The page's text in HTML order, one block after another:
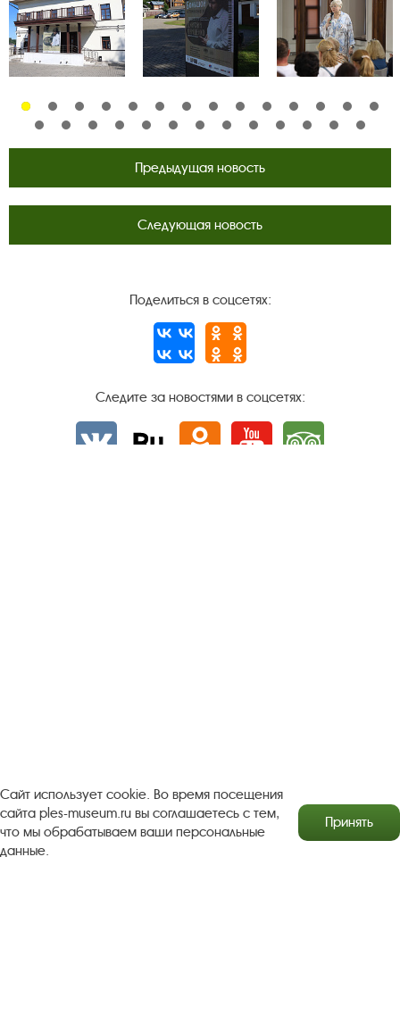
Предыдущая новость
Следующая новость
Поделиться в соцсетях:
Следите за новостями в соцсетях:
Вконтактеrutube Одноклассники
YouTube Трипадвизор
Copyright © http://www.plyos.org Плесский государственный
историко-архитектурный и художественный
музей‑заповедник.
Сайт использует cookie. Во время посещения
сайта ples-museum.ru вы соглашаетесь с тем,
что мы обрабатываем ваши персональные
данные.
Принять